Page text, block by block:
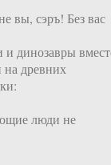
вы, сэръ! Без вас
динозавры
на древних
люди не